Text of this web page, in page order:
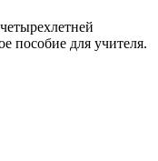
пособие для учителя.